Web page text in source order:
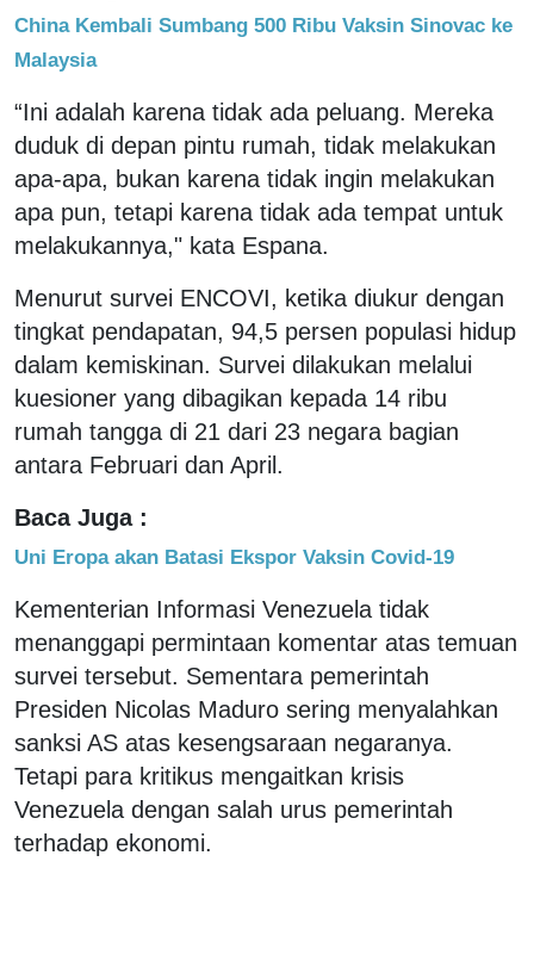
China Kembali Sumbang 500 Ribu Vaksin Sinovac ke
Malaysia
“Ini adalah karena tidak ada peluang. Mereka
duduk di depan pintu rumah, tidak melakukan
apa-apa, bukan karena tidak ingin melakukan
apa pun, tetapi karena tidak ada tempat untuk
melakukannya," kata Espana.
Menurut survei ENCOVI, ketika diukur dengan
tingkat pendapatan, 94,5 persen populasi hidup
dalam kemiskinan. Survei dilakukan melalui
kuesioner yang dibagikan kepada 14 ribu
rumah tangga di 21 dari 23 negara bagian
antara Februari dan April.
Baca Juga :
Uni Eropa akan Batasi Ekspor Vaksin Covid-19
Kementerian Informasi Venezuela tidak
menanggapi permintaan komentar atas temuan
survei tersebut. Sementara pemerintah
Presiden Nicolas Maduro sering menyalahkan
sanksi AS atas kesengsaraan negaranya.
Tetapi para kritikus mengaitkan krisis
Venezuela dengan salah urus pemerintah
terhadap ekonomi.